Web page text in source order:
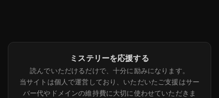
ミステリーを応援する
読んでいただけるだけで、十分に励みになります。
当サイトは個人で運営しており、いただいたご支援はサー
バー代やドメインの維持費に大切に使わせていただきま